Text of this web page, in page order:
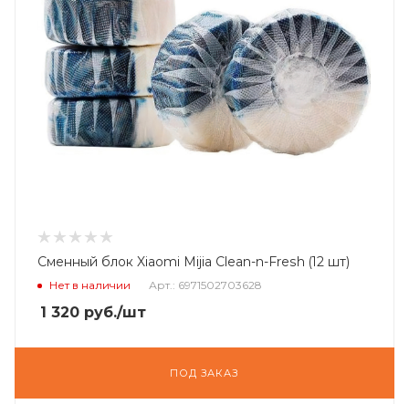
Сменный блок Xiaomi Mijia Clean-n-Fresh (12 шт)
Нет в наличии Арт.: 6971502703628
1 320 руб./шт
ПОД ЗАКАЗ